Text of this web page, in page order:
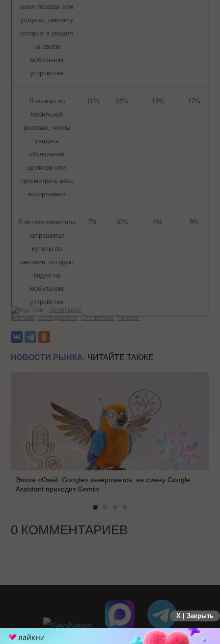
меня товарах или
услугах, рекламу
которых я увидел
на своём
мобильном
устройстве
Я кликал по
мобильной
рекламе, чтобы
увидеть
объявление
целиком или
просмотреть весь
ассортимент
11% 24% 19% 17%
Я использовал или
запрашивал
купоны по
рекламе, которую
видел на
мобильном
устройстве
7% 10% 8% 8%
Теги:
Мобильная
реклама Исследования Статистика Покупки
НОВОСТИ РЫНКА: ЧИТАЙТЕ ТАКЖЕ
Эпоха «Окей, Google» завершается: на смену Google
Assistant приходит Gemini
0 КОММЕНТАРИЕВ
X | Закрыть